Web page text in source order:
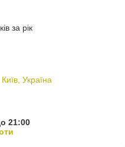
за рік
Україна
21:00